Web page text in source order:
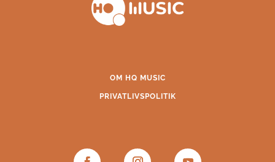
OM HQ MUSIC
PRIVATLIVSPOLITIK